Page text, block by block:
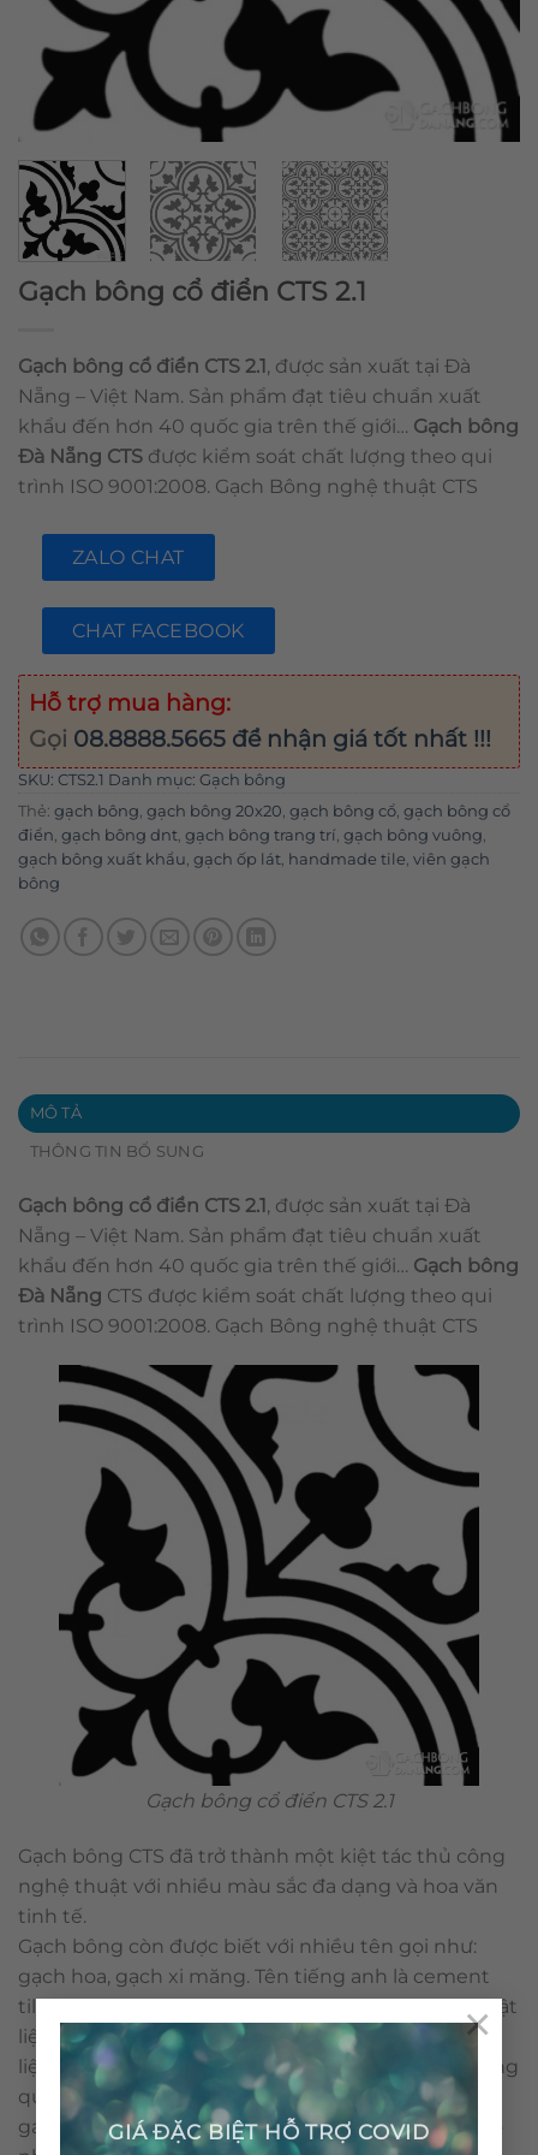
GIÁ ĐẶC BIỆT HỖ TRỢ COVID
×
Gạch bông cổ điển CTS 2.1
Gạch bông cổ điển CTS 2.1, được sản xuất tại Đà
Nẵng – Việt Nam. Sản phẩm đạt tiêu chuẩn xuất
khẩu đến hơn 40 quốc gia trên thế giới… Gạch bông
Đà Nẵng CTS được kiểm soát chất lượng theo qui
trình ISO 9001:2008. Gạch Bông nghệ thuật CTS
ZALO CHAT
CHAT FACEBOOK
Hỗ trợ mua hàng:
Gọi 08.8888.5665 để nhận giá tốt nhất !!!
SKU: CTS2.1 Danh mục: Gạch bông
Thẻ: gạch bông gạch bông 20x20 gạch bông cổ gạch bông cổ
điển gạch bông dnt gạch bông trang trí gạch bông vuông
gạch bông xuất khẩu gạch ốp lát handmade tile viên gạch
bông
MÔ TẢ
THÔNG TIN BỔ SUNG
Gạch bông cổ điển CTS 2.1, được sản xuất tại Đà
Nẵng – Việt Nam. Sản phẩm đạt tiêu chuẩn xuất
khẩu đến hơn 40 quốc gia trên thế giới… Gạch bông
Đà Nẵng CTS được kiểm soát chất lượng theo qui
trình ISO 9001:2008. Gạch Bông nghệ thuật CTS
Gạch bông cổ điển CTS 2.1
Gạch bông CTS đã trở thành một kiệt tác thủ công
nghệ thuật với nhiều màu sắc đa dạng và hoa văn
tinh tế.
Gạch bông còn được biết với nhiều tên gọi như:
gạch hoa, gạch xi măng. Tên tiếng anh là cement
tile hay encaustic cement tile… Gạch bông là loại vật
liệu thân thiện môi trường với những nguyên vật
liệu tự nhiên và không sử dụng nhiên liệu đốt trong
quá trình sản xuất. Cấu tạo & qui trình nên viên
gạch bông được sản xuất thủ công không gây ra ô